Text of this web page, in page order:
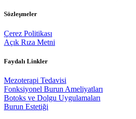
Sözleşmeler
Çerez Politikası
Açık Rıza Metni
Faydalı Linkler
Mezoterapi Tedavisi
Fonksiyonel Burun Ameliyatları
Botoks ve Dolgu Uygulamaları
Burun Estetiği